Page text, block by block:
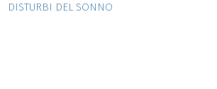
DISTURBI DEL SONNO